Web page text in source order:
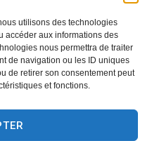
utilisons des technologies
accéder aux informations des
nous permettra de traiter
de navigation ou les ID uniques
de retirer son consentement peut
et fonctions.